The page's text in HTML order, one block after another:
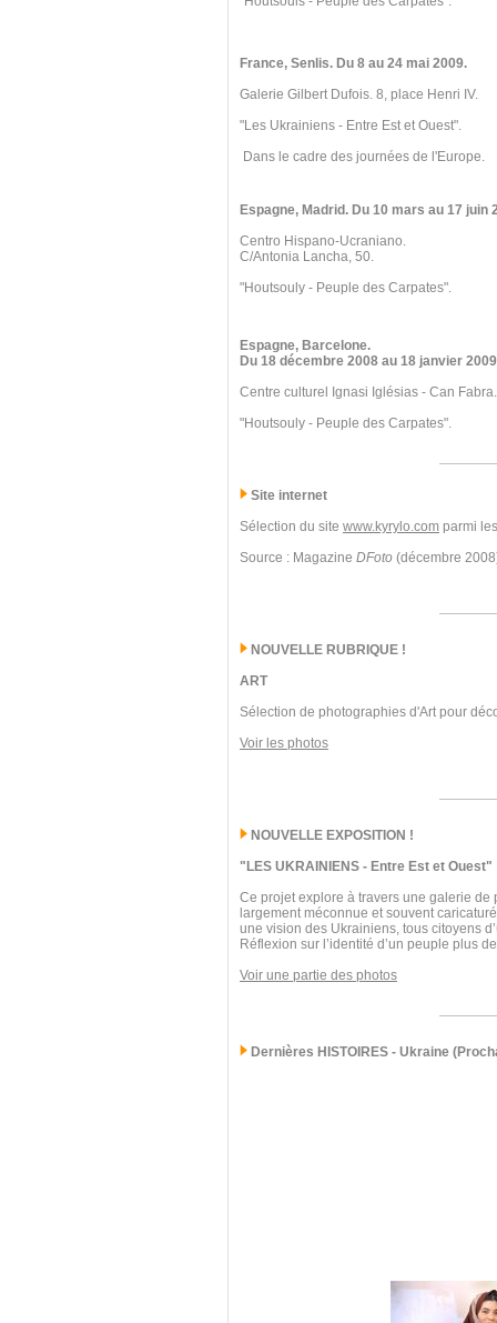
France, Senlis. Du 8 au 24 mai 2009.
Galerie Gilbert Dufois. 8, place Henri IV.
"Les Ukrainiens - Entre Est et Ouest".
Dans le cadre des journées de l'Europe.
Espagne, Madrid. Du 10 mars au 17 juin
Centro Hispano-Ucraniano.
C/Antonia Lancha, 50.
"Houtsouly - Peuple des Carpates".
Espagne, Barcelone.
Du 18 décembre 2008 au 18 janvier
Centre culturel Ignasi Iglésias - Can Fabra.
"Houtsouly - Peuple des Carpates".
Site internet
Sélection du site www.kyrylo.com parmi
Source : Magazine DFoto (décembre
NOUVELLE RUBRIQUE !
ART
Sélection de photographies d'Art pour
Voir les photos
NOUVELLE EXPOSITION !
"LES UKRAINIENS - Entre Est et Ouest"
Ce projet explore à travers une galerie de
largement méconnue et souvent
une vision des Ukrainiens, tous citoyens
Réflexion sur l’identité d’un peuple plus
Voir une partie des photos
Dernières HISTOIRES - Ukraine